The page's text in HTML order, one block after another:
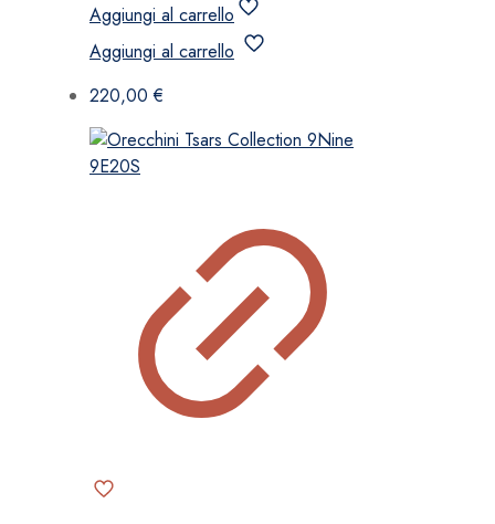
Aggiungi al carrello
Aggiungi al carrello
220,00€